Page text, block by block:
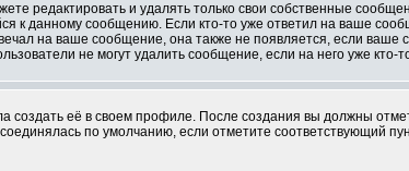
редактировать и удалять только свои собственные
к данному сообщению. Если кто-то уже ответил на ваше
на ваше сообщение, она также не появляется, если
не могут удалить сообщение, если на него уже кто-
создать её в своем профиле. После создания вы должны
по умолчанию, если отметите соответствующий